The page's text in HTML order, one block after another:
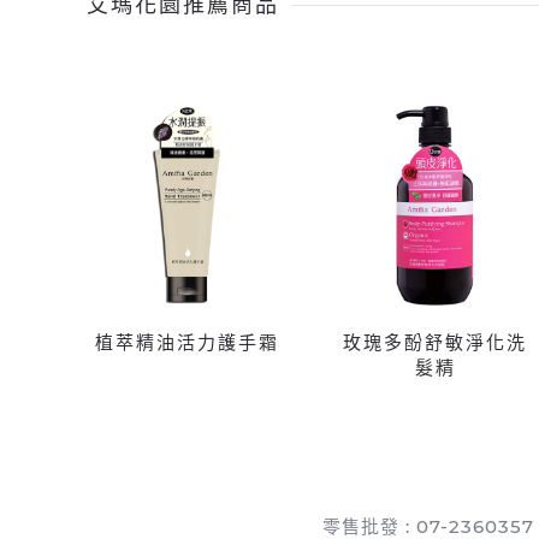
植萃精油活力護手霜
玫瑰多酚舒敏淨化洗
髮精
零售批發 : 07-